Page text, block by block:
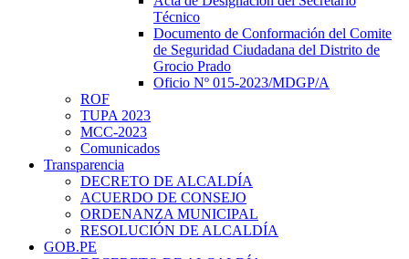
Técnico
Documento de Conformación del Comite
de Seguridad Ciudadana del Distrito de
Grocio Prado
Oficio Nº 015-2023/MDGP/A
ROF
TUPA 2023
MCC-2023
Comunicados
Transparencia
DECRETO DE ALCALDÍA
ACUERDO DE CONSEJO
ORDENANZA MUNICIPAL
RESOLUCIÓN DE ALCALDÍA
GOB.PE